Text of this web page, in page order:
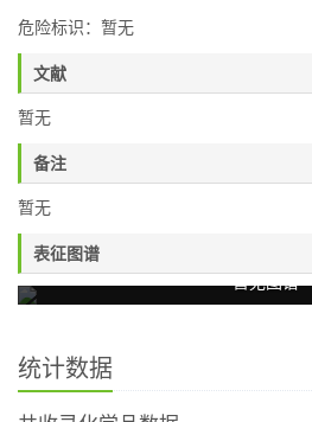
危险标识：暂无
文献
暂无
备注
暂无
表征图谱
暂无图谱
统计数据